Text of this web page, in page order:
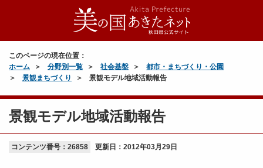
このページの現在位置：
ホーム
分野別一覧 社会基盤
都市・まちづくり・公園
景観まちづくり
景観モデル地域活動報告
景観モデル地域活動報告
コンテンツ番号：26858 更新日： 2012年03月29日